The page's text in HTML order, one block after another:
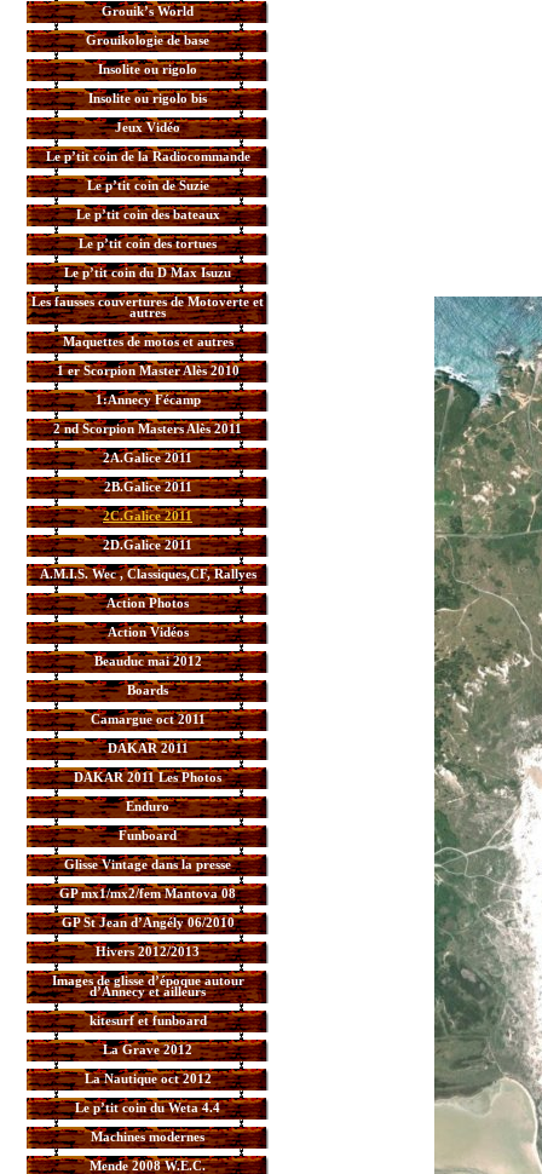
Grouik’s World
Grouikologie de base
Insolite ou rigolo
Insolite ou rigolo bis
Jeux Vidéo
Le p’tit coin de la Radiocommande
Le p’tit coin de Suzie
Le p’tit coin des bateaux
Le p’tit coin des tortues
Le p’tit coin du D Max Isuzu
Les fausses couvertures de Motoverte et
autres
Maquettes de motos et autres
1 er Scorpion Master Alès 2010
1:Annecy Fécamp
2 nd Scorpion Masters Alès 2011
2A.Galice 2011
2B.Galice 2011
2C.Galice 2011
2D.Galice 2011
A.M.I.S. Wec , Classiques,CF, Rallyes
Action Photos
Action Vidéos
Beauduc mai 2012
Boards
Camargue oct 2011
DAKAR 2011
DAKAR 2011 Les Photos
Enduro
Funboard
Glisse Vintage dans la presse
GP mx1/mx2/fem Mantova 08
GP St Jean d’Angély 06/2010
Hivers 2012/2013
Images de glisse d’époque autour
d’Annecy et ailleurs
kitesurf et funboard
La Grave 2012
La Nautique oct 2012
Le p’tit coin du Weta 4.4
Machines modernes
Mende 2008 W.E.C.